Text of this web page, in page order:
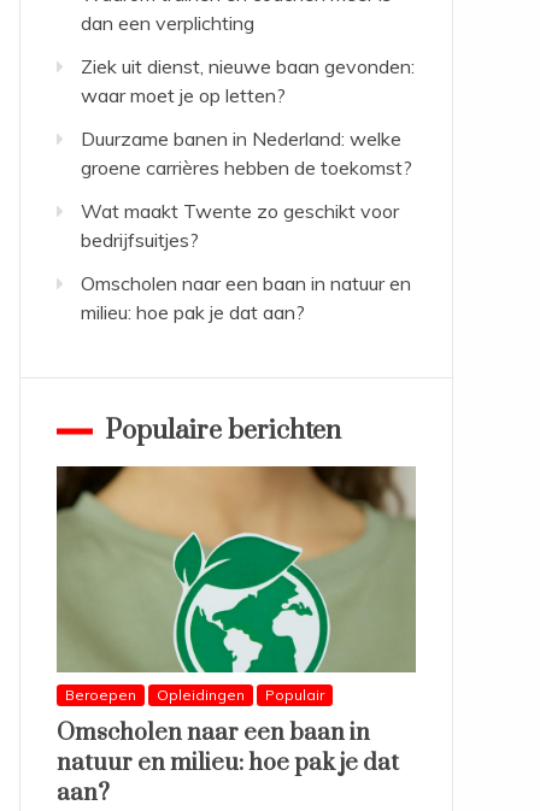
dan een verplichting
Ziek uit dienst, nieuwe baan gevonden:
waar moet je op letten?
Duurzame banen in Nederland: welke
groene carrières hebben de toekomst?
Wat maakt Twente zo geschikt voor
bedrijfsuitjes?
Omscholen naar een baan in natuur en
milieu: hoe pak je dat aan?
Populaire berichten
Beroepen Opleidingen Populair
Omscholen naar een baan in
natuur en milieu: hoe pak je dat
aan?